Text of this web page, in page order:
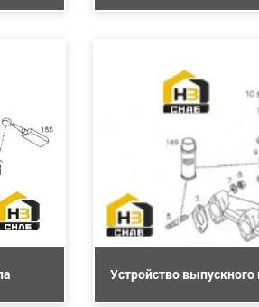
Устройство выпускного